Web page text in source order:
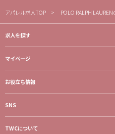
アパレル求人TOP POLO RALPH
求人を探す
マイページ
お役立ち情報
SNS
TWCについて